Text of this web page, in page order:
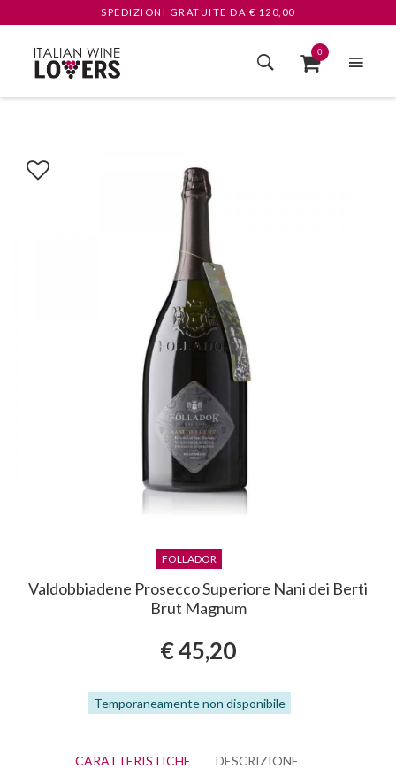
SPEDIZIONI GRATUITE DA € 120,00
0
FOLLADOR
Valdobbiadene Prosecco Superiore Nani dei Berti
Brut Magnum
€ 45,20
Temporaneamente non disponibile
CARATTERISTICHE DESCRIZIONE